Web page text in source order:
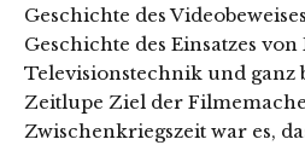
Geschichte des
Geschichte des Einsatzes
Televisionstechnik und ganz
Zeitlupe Ziel der
Zwischenkriegszeit war es,